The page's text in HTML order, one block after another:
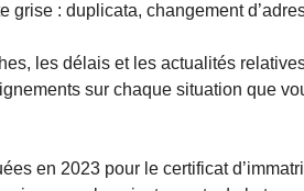
: duplicata, changement
les délais et les actualités
sur chaque situation que
en 2023 pour le certificat